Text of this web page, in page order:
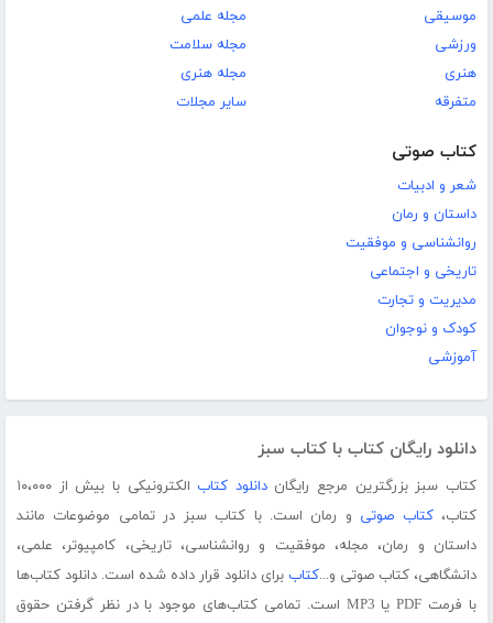
موسیقی
ورزشی
هنری
متفرقه
مجله علمی
مجله سلامت
مجله هنری
سایر مجلات
کتاب صوتی
شعر و ادبیات
داستان و رمان
روانشناسی و موفقیت
تاریخی و اجتماعی
مدیریت و تجارت
کودک و نوجوان
آموزشی
دانلود رایگان کتاب با کتاب سبز
کتاب سبز بزرگترین مرجع رایگاندانلود کتاب
الکترونیکی با بیش از ۱۰،۰۰۰
کتاب،کتاب صوتی و رمان است. با کتاب سبز در تمامی موضوعات مانند
داستان و رمان، مجله، موفقیت و روانشناسی، تاریخی، کامپیوتر، علمی،
دانشگاهی، کتاب صوتی و...کتاب برای دانلود قرار داده شده است. دانلود کتاب‌ها
با فرمت PDF یا MP3 است. تمامی کتاب‌های موجود با در نظر گرفتن حقوق